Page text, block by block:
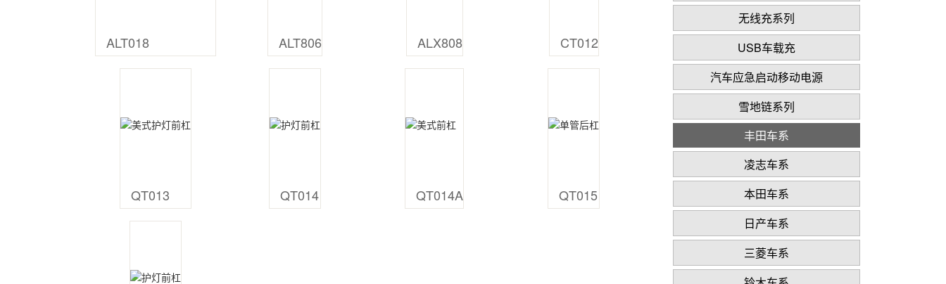
无线充系列
USB车载充
汽车应急启动移动电源
雪地链系列
丰田车系
凌志车系
本田车系
日产车系
三菱车系
ALT018 ALT806 ALX808 CT012
QT013 QT014 QT014A QT015